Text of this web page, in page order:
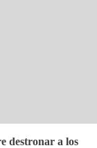
destronar a los